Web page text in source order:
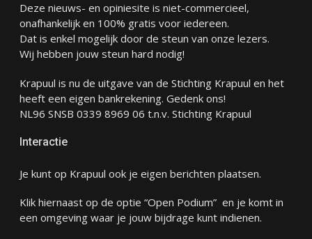
Deze nieuws- en opiniesite is niet-commercieel,
onafhankelijk en 100% gratis voor iedereen.
Dat is enkel mogelijk door de steun van onze lezers.
Wij hebben jouw steun hard nodig!
Krapuul is nu de uitgave van de Stichting Krapuul en het
heeft een eigen bankrekening. Gedenk ons!
NL96 SNSB 0339 8969 06 t.n.v. Stichting Krapuul
Interactie
Je kunt op Krapuul ook je eigen berichten plaatsen.
Klik hiernaast op de optie “Open Podium” en je komt in
een omgeving waar je jouw bijdrage kunt indienen.